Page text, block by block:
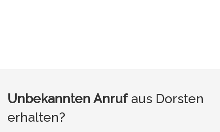
Unbekannten Anrufaus Dorsten
erhalten?